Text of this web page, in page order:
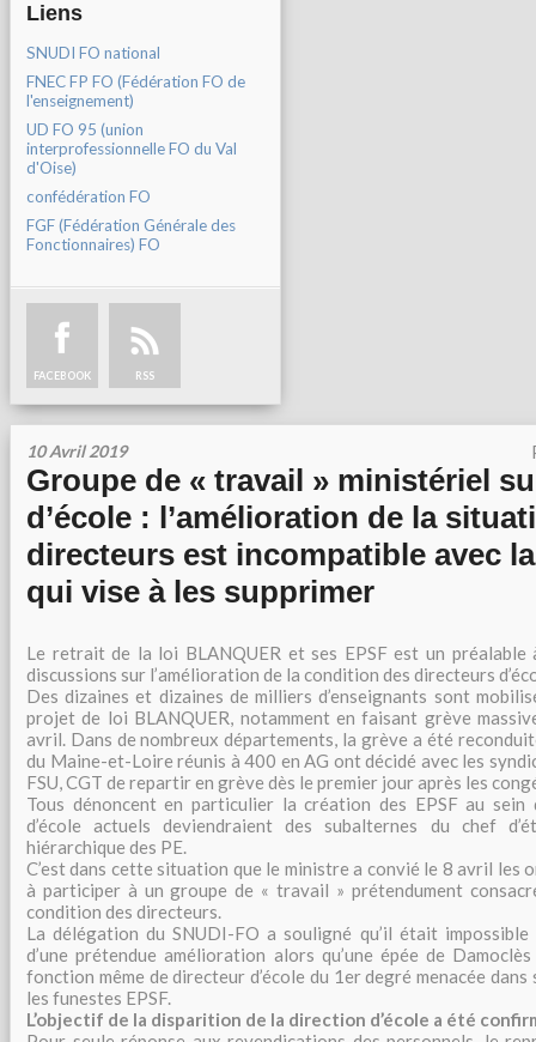
Liens
SNUDI FO national
FNEC FP FO (Fédération FO de
l'enseignement)
UD FO 95 (union
interprofessionnelle FO du Val
d'Oise)
confédération FO
FGF (Fédération Générale des
Fonctionnaires) FO
FACEBOOK RSS
10 Avril 2019
Groupe de « travail » ministériel
d’école : l’amélioration de la
directeurs est incompatible avec
qui vise à les supprimer
Le retrait de la loi BLANQUER et ses EPSF est un préalable
discussions sur l’amélioration de la condition des directeurs
Des dizaines et dizaines de milliers d’enseignants sont
projet de loi BLANQUER, notamment en faisant grève
avril. Dans de nombreux départements, la grève a été
du Maine-et-Loire réunis à 400 en AG ont décidé avec les
FSU, CGT de repartir en grève dès le premier jour après les
Tous dénoncent en particulier la création des EPSF au sein
d’école actuels deviendraient des subalternes du chef
hiérarchique des PE.
C’est dans cette situation que le ministre a convié le 8 avril les
à participer à un groupe de « travail » prétendument
condition des directeurs.
La délégation du SNUDI-FO a souligné qu’il était
d’une prétendue amélioration alors qu’une épée de
fonction même de directeur d’école du 1er degré menacée dans
les funestes EPSF.
L’objectif de la disparition de la direction d’école a été